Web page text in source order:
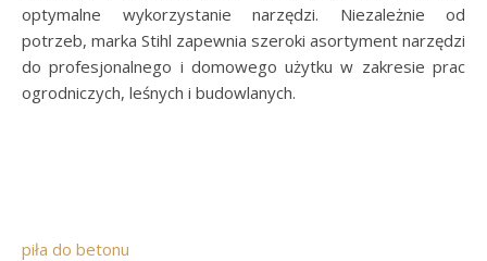
optymalne wykorzystanie narzędzi. Niezależnie od
potrzeb, marka Stihl zapewnia szeroki asortyment narzędzi
do profesjonalnego i domowego użytku w zakresie prac
ogrodniczych, leśnych i budowlanych.
piła do betonu